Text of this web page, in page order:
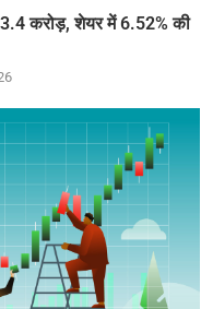
करोड़, शेयर में 6.52% की